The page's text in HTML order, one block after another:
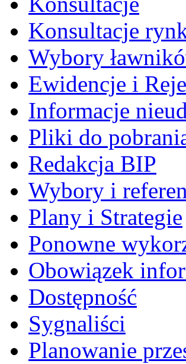
Konsultacje
Wybory
Ewidencje i
Informacje
Pliki do
Redakcja BIP
Wybory i
Plany i Strategie
Ponowne
Obowiązek
Dostępność
Sygnaliści
Planowanie